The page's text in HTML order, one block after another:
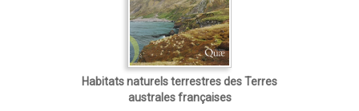
Habitats naturels terrestres des Terres
australes françaises